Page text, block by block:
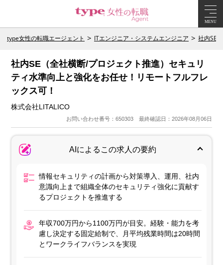
MENU
type女性の転職エージェント ITエンジニア・システムエンジニア 社内SE
社内SE（全社横断/プロジェクト推進）セキュリ
ティ水準向上と強化をお任せ！リモートフルフレ
ックス可！
株式会社LITALICO
お問い合わせ番号：650303 最終確認日：2026年08月06日
AIによるこの求人の要約
情報セキュリティの計画から対策導入、運用、社内
意識向上まで組織全体のセキュリティ強化に貢献す
るプロジェクトを推進する
年収700万円から1100万円が目安。経験・能力を考
慮し決定する固定給制で、月平均残業時間は20時間
とワークライフバランスを実現